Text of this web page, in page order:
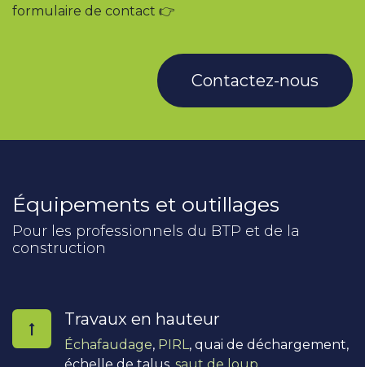
formulaire de contact 👉
Contactez-nous
Équipements et outillages
Pour les professionnels du BTP et de la
construction
Travaux en hauteur
Échafaudage, PIRL, quai de déchargement,